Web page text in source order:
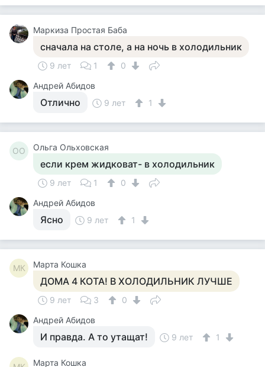
Маркиза Простая Баба
сначала на столе, а на ночь в холодильник
9 лет 1
0
Андрей Абидов
Отлично 9 лет 1
ОО Ольга Ольховская
если крем жидковат- в холодильник
9 лет 1
0
Андрей Абидов
Ясно 9 лет 1
МК Марта Кошка
ДОМА 4 КОТА! В ХОЛОДИЛЬНИК ЛУЧШЕ
9 лет 3
0
Андрей Абидов
И правда. А то утащат! 9 лет 1
Марта Кошка